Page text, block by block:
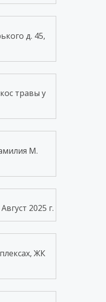
д. 45,
травы у
М.
2025 г.
ЖК